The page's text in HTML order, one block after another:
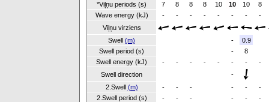
*Viļņu periods (s)
7 8 8 8 10 10 10
8
Wave energy (kJ)
- - - - - - -
-
Viļņu virziens
Swell (m) -
0.9
Swell period (s)
-
8
Swell energy (kJ)
- - - - - - -
-
Swell direction
-
2.Swell (m) - - - - -
-
2.Swell period (s)
- - - - -
-